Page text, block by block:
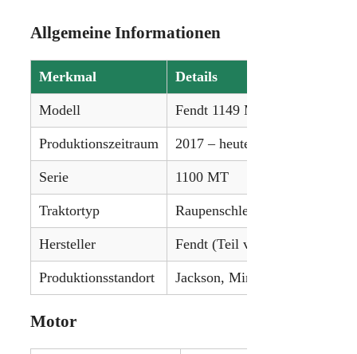
Allgemeine Informationen
Merkmal Details
Modell Fendt 1149 MT
Produktionszeitraum 2017 – heute
Serie 1100 MT
Traktortyp Raupenschlepper
Hersteller Fendt (Teil von AGCO)
Produktionsstandort Jackson, Minnesota, USA
Motor